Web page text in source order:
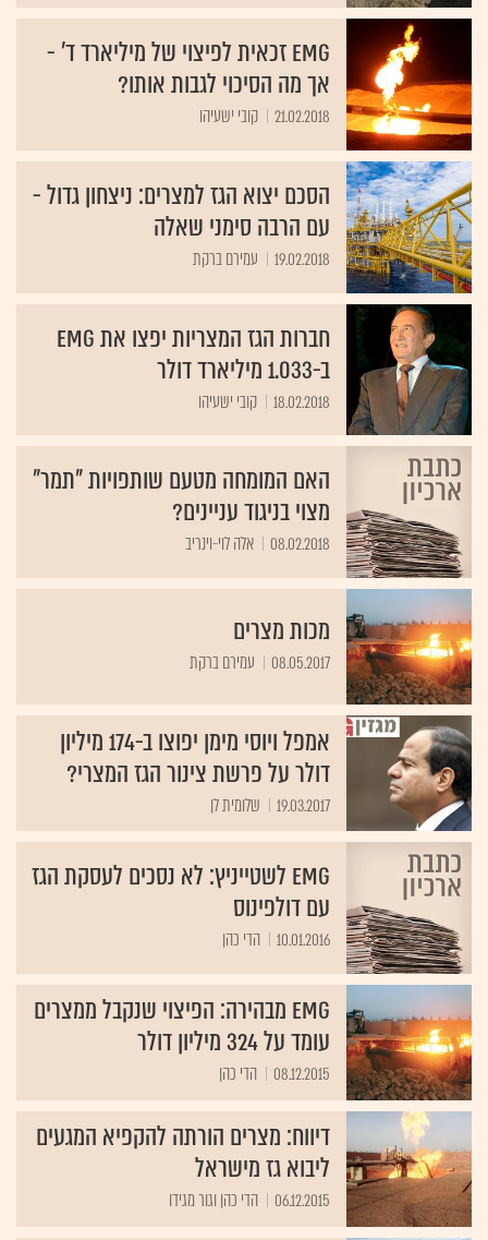
EMG זכאית לפיצוי של מיליארד ד' -
אך מה הסיכוי לגבות אותו?
21.02.2018 קובי ישעיהו
הסכם יצוא הגז למצרים: ניצחון גדול -
עם הרבה סימני שאלה
19.02.2018 עמירם ברקת
חברות הגז המצריות יפצו את EMG
ב-1.033 מיליארד דולר
18.02.2018 קובי ישעיהו
האם המומחה מטעם שותפויות "תמר"
מצוי בניגוד עניינים?
08.02.2018 אלה לוי-וינריב
מכות מצרים
08.05.2017 עמירם ברקת
אמפל ויוסי מימן יפוצו ב-174 מיליון
דולר על פרשת צינור הגז המצרי?
19.03.2017 שלומית לן
EMG לשטייניץ: לא נסכים לעסקת הגז
עם דולפינוס
10.01.2016 הדי כהן
EMG מבהירה: הפיצוי שנקבל ממצרים
עומד על 324 מיליון דולר
08.12.2015 הדי כהן
דיווח: מצרים הורתה להקפיא המגעים
ליבוא גז מישראל
06.12.2015 הדי כהן וגור מגידו